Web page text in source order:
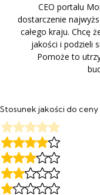
CEO portalu
dostarczenie
całego kraju. Chcę
jakości i podzieli
Pomoże to
Stosunek jakości do ceny